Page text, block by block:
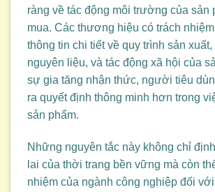
ràng về tác động môi trường của sản
mua. Các thương hiệu có trách
thông tin chi tiết về quy trình sản
nguyên liệu, và tác động xã hội của
sự gia tăng nhận thức, người tiêu
ra quyết định thông minh hơn trong
sản phẩm.
Những nguyên tắc này không chỉ
lai của thời trang bền vững mà còn
nhiệm của ngành công nghiệp đối